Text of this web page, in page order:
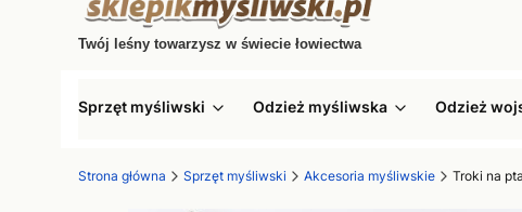
Twój leśny towarzysz w świecie łowiectwa
Sprzęt myśliwski Odzież myśliwska Odzież
Strona główna Sprzęt myśliwski Akcesoria myśliwskie Troki na